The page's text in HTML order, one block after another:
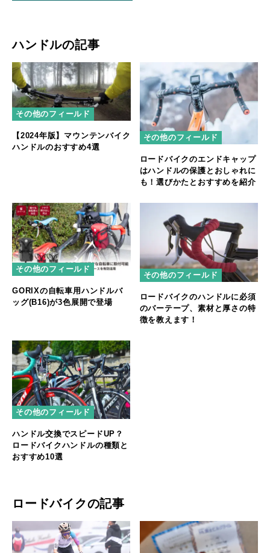
ハンドルの記事
その他のフィールド
【2024年版】マウンテンバイク
ハンドルのおすすめ4選
その他のフィールド
ロードバイクのエンドキャップ
はハンドルの保護とおしゃれに
も！選びかたとおすすめを紹介
その他のフィールド
GORIXの自転車用ハンドルバ
ッグ(B16)が3色展開で登場
その他のフィールド
ロードバイクのハンドルに必須
のバーテープ、素材と厚さの特
徴を教えます！
その他のフィールド
ハンドル交換でスピードUP？
ロードバイクハンドルの種類と
おすすめ10選
ロードバイクの記事